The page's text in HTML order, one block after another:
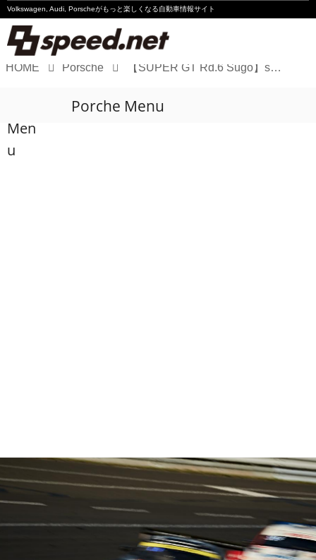
Volkswagen, Audi, Porscheがもっと楽しくなる自動車情報サイト
Audi
HOME Porsche 【SUPER GT Rd.6 Sugo】seven × seven PORSCHE GT3Rが初の表彰台
Men
u
Porche Menu